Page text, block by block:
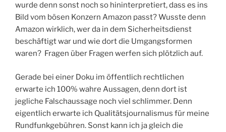
wurde denn sonst noch so hininterpretiert, dass es ins
Bild vom bösen Konzern Amazon passt? Wusste denn
Amazon wirklich, wer da in dem Sicherheitsdienst
beschäftigt war und wie dort die Umgangsformen
waren? Fragen über Fragen werfen sich plötzlich auf.
Gerade bei einer Doku im öffentlich rechtlichen
erwarte ich 100% wahre Aussagen, denn dort ist
jegliche Falschaussage noch viel schlimmer. Denn
eigentlich erwarte ich Qualitätsjournalismus für meine
Rundfunkgebühren. Sonst kann ich ja gleich die